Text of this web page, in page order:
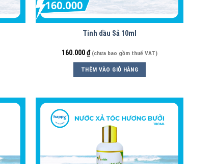
Tinh dầu Sả 10ml
160.000₫ (chưa bao gồm thuế VAT)
THÊM VÀO GIỎ HÀNG